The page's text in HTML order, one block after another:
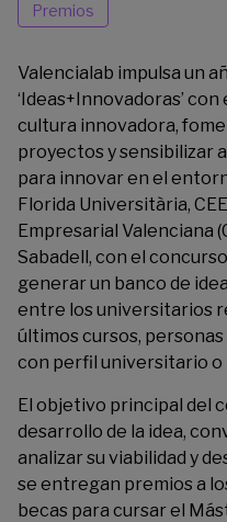
Premios
Valencialab impulsa un
‘Ideas+Innovadoras’
cultura innovadora,
proyectos y sensibilizar
para innovar en el
Florida Universitària,
Empresarial Valenciana
Sabadell, con el
generar un banco de
entre los universitarios
últimos cursos,
con perfil universitario o
El objetivo principal del
desarrollo de la idea,
analizar su viabilidad y
se entregan premios a
becas para cursar el